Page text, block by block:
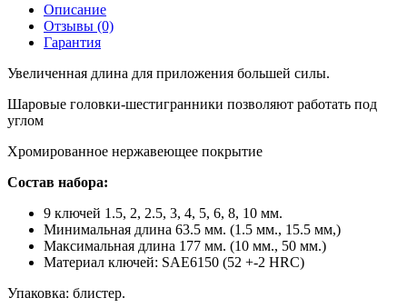
Описание
Отзывы (0)
Гарантия
Увеличенная длина для приложения большей силы.
Шаровые головки-шестигранники позволяют работать под
углом
Хромированное нержавеющее покрытие
Состав набора:
9 ключей 1.5, 2, 2.5, 3, 4, 5, 6, 8, 10 мм.
Минимальная длина 63.5 мм. (1.5 мм., 15.5 мм,)
Максимальная длина 177 мм. (10 мм., 50 мм.)
Материал ключей: SAE6150 (52 +-2 HRC)
Упаковка: блистер.